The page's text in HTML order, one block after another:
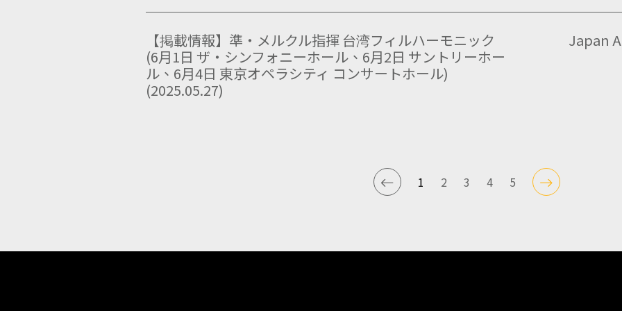
【掲載情報】準・メルクル指揮 台湾フィルハーモニック
(6月1日 ザ・シンフォニーホール、6月2日 サントリーホー
ル、6月4日 東京オペラシティ コンサートホール)
(2025.05.27)
Japan
1 2 3 4 5